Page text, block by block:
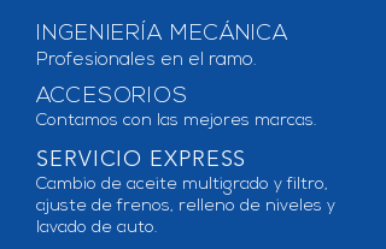
INGENIERÍA MECÁNICA
Profesionales en el ramo.
ACCESORIOS
Contamos con las mejores marcas.
SERVICIO EXPRESS
Cambio de aceite multigrado y filtro,
ajuste de frenos, relleno de niveles y
lavado de auto.